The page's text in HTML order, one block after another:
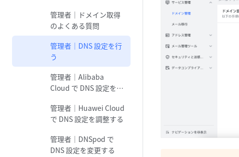
管理者｜ドメイン取得
のよくある質問
管理者｜DNS 設定を行
う
管理者｜Alibaba
Cloud で DNS 設定を調
管理者｜Huawei Cloud
で DNS 設定を調整する
管理者｜DNSpod で
DNS 設定を変更する